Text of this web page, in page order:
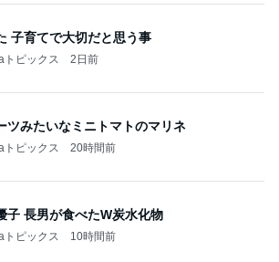
子育てで大切だと思う事
トピックス 2日前
ツみたいなミニトマトのマリネ
トピックス 20時間前
子 長男が食べたW炭水化物
トピックス 10時間前